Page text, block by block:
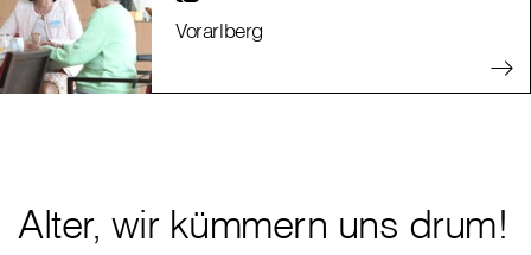
Vorarlberg
Alter, wir kümmern uns drum!